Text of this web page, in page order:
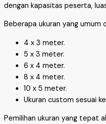
dengan kapasitas peserta,
Beberapa ukuran yang umum
4 x 3 meter.
5 x 3 meter.
6 x 4 meter.
8 x 4 meter.
10 x 5 meter.
Ukuran custom sesuai
Pemilihan ukuran yang tepat